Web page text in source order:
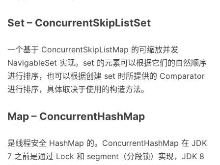
Set – ConcurrentSkipListSet
一个基于 ConcurrentSkipListMap 的可缩放并发
NavigableSet 实现。set 的元素可以根据它们的自然顺序
进行排序，也可以根据创建 set 时所提供的 Comparator
进行排序，具体取决于使用的构造方法。
Map – ConcurrentHashMap
是线程安全 HashMap 的。ConcurrentHashMap 在 JDK
7 之前是通过 Lock 和 segment（分段锁）实现，JDK 8